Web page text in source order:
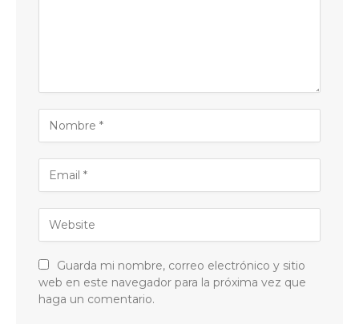
Guarda mi nombre, correo electrónico y sitio
web en este navegador para la próxima vez que
haga un comentario.